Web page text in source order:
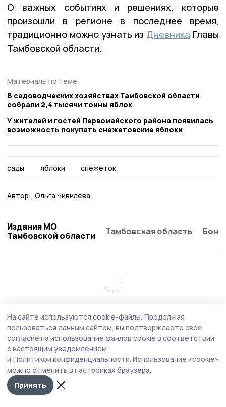
О важных событиях и решениях, которые
произошли в регионе в последнее время,
традиционно можно узнать из Дневника Главы
Тамбовской области.
Материалы по теме:
В садоводческих хозяйствах Тамбовской области
собрали 2,4 тысячи тонны яблок
У жителей и гостей Первомайского района появилась
возможность покупать снежетовские яблоки
сады яблоки снежеток
Автор: Ольга Чивилева
Издания МО
Тамбовской области
Тамбовская область
На сайте используются cookie-файлы. Продолжая
пользоваться данным сайтом, вы подтверждаете свое
согласие на использование файлов cookie в соответствии
с настоящим уведомлением
и Политикой конфиденциальности. Использование «cookie»
можно отменить в настройках браузера.
Принять